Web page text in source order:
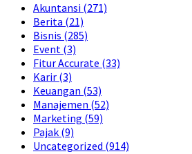
Akuntansi (271)
Berita (21)
Bisnis (285)
Event (3)
Fitur Accurate (33)
Karir (3)
Keuangan (53)
Manajemen (52)
Marketing (59)
Pajak (9)
Uncategorized (914)